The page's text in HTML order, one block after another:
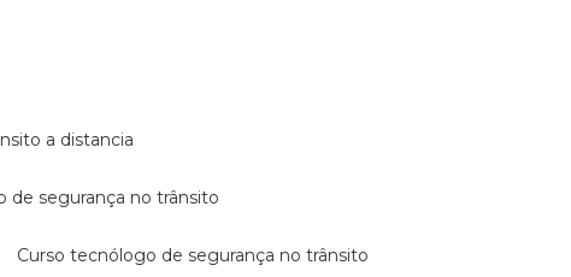
a distancia
de segurança no trânsito
curso tecnólogo de segurança no trânsito